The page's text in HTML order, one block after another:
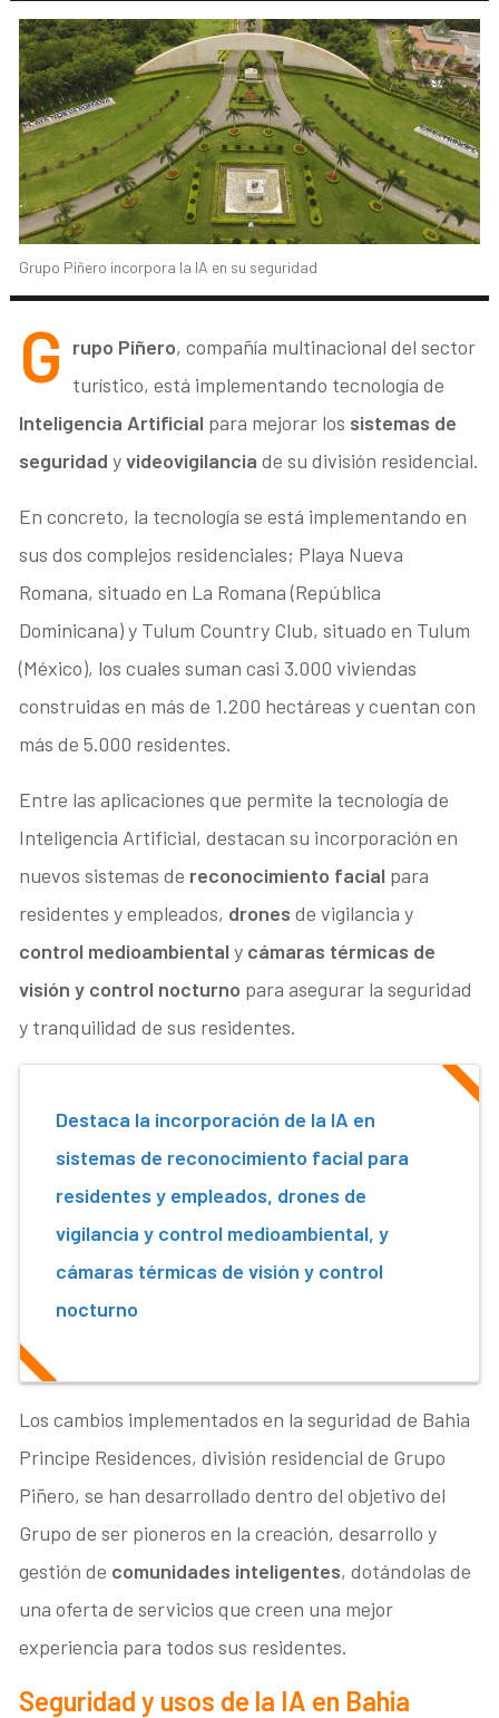
Grupo Piñero incorpora la IA en su seguridad
G rupo Piñero, compañía multinacional del sector
turístico, está implementando tecnología de
Inteligencia Artificial para mejorar los sistemas de
seguridad yvideovigilanciade su división residencial.
En concreto, la tecnología se está implementando en
sus dos complejos residenciales; Playa Nueva
Romana, situado en La Romana (República
Dominicana) y Tulum Country Club, situado en Tulum
(México), los cuales suman casi 3.000 viviendas
construidas en más de 1.200 hectáreas y cuentan con
más de 5.000 residentes.
Entre las aplicaciones que permite la tecnología de
Inteligencia Artificial, destacan su incorporación en
nuevos sistemas de reconocimiento facial para
residentes y empleados, dronesde vigilancia y
control medioambientaly cámaras térmicas de
visión y control nocturno para asegurar la seguridad
y tranquilidad de sus residentes.
Destaca la incorporación de la IA en
sistemas de reconocimiento facial para
residentes y empleados, drones de
vigilancia y control medioambiental, y
cámaras térmicas de visión y control
nocturno
Los cambios implementados en la seguridad de Bahia
Principe Residences, división residencial de Grupo
Piñero, se han desarrollado dentro del objetivo del
Grupo de ser pioneros en la creación, desarrollo y
gestión de comunidades inteligentes, dotándolas de
una oferta de servicios que creen una mejor
experiencia para todos sus residentes.
Seguridad y usos de la IA en Bahia